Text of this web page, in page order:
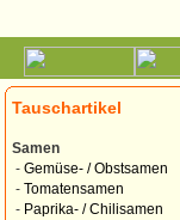
Tauschartikel
Samen
- Gemüse- / Obstsamen
- Tomatensamen
- Paprika- / Chilisamen